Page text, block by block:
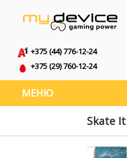
+375 (44) 776-12-24
+375 (29) 760-12-24
МЕНЮ
Skate It